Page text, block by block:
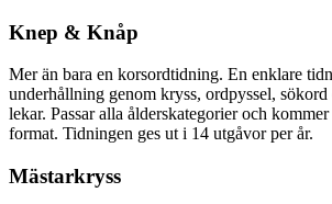
Knep & Knåp
Mer än bara en korsordtidning. En enklare
underhållning genom kryss, ordpyssel, sökord
lekar. Passar alla ålderskategorier och
format. Tidningen ges ut i 14 utgåvor per år.
Mästarkryss